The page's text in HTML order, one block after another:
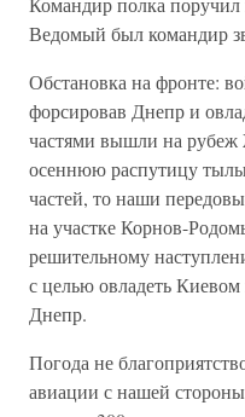
Ведомый был командир
Обстановка на фронте:
форсировав Днепр и
частями вышли на
осеннюю распутицу
частей, то наши
на участке Корнов-
решительному
с целью овладеть
Днепр.
Погода не
авиации с нашей